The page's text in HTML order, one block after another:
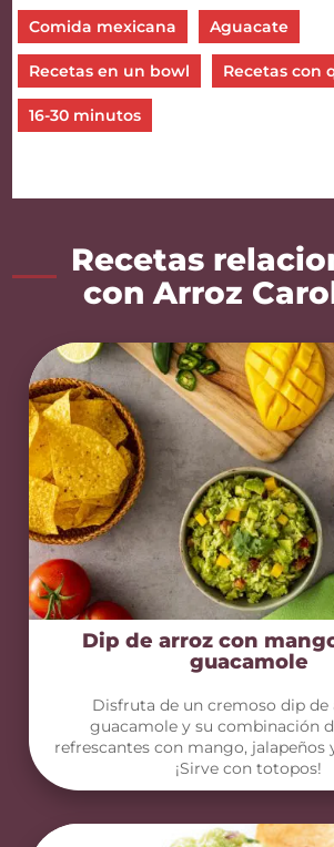
Comida mexicana Aguacate
Recetas en un bowl Recetas con
16-30 minutos
Recetas
con Arroz
Dip de arroz con
guacamole
Disfruta de un cremoso dip de
guacamole y su combinación
refrescantes con mango, jalapeños
¡Sirve con totopos!